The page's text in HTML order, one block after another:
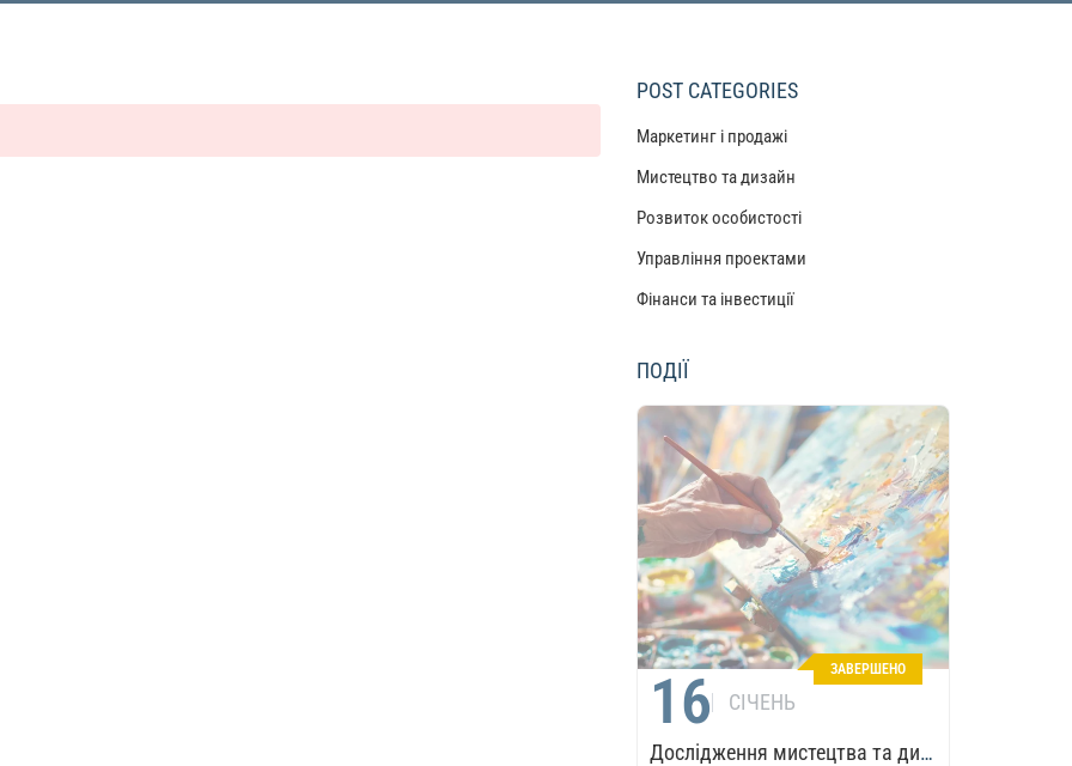
POST CATEGORIES
Маркетинг і продажі
Мистецтво та дизайн
Розвиток особистості
Управління проектами
Фінанси та інвестиції
ПОДІЇ
ЗАВЕРШЕНО
16
СІЧЕНЬ
Дослідження мистецтва та дизайну з Емілі